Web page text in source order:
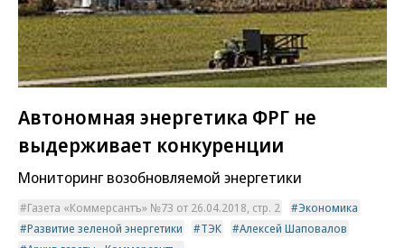
Автономная энергетика ФРГ не
выдерживает конкуренции
Мониторинг возобновляемой энергетики
Газета «Коммерсантъ» №73 от 26.04.2018, стр. 2
Экономика
Развитие зеленой энергетики
ТЭК
Алексей Шаповалов